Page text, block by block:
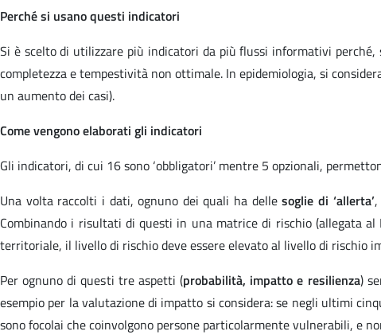
Perché si usano questi indicatori
Si è scelto di utilizzare più indicatori da più flussi informativi
completezza e tempestività non ottimale. In epidemiologia, si
un aumento dei casi).
Come vengono elaborati gli indicatori
Gli indicatori, di cui 16 sono ‘obbligatori’ mentre 5 opzionali,
Una volta raccolti i dati, ognuno dei quali ha dellesoglie di ‘allerta’,
Combinando i risultati di questi in una matrice di rischio (allegata
territoriale, il livello di rischio deve essere elevato al livello di rischio
Per ognuno di questi tre aspetti (probabilità, impatto e resilienza)
esempio per la valutazione di impatto si considera: se negli ultimi
sono focolai che coinvolgono persone particolarmente vulnerabili, e